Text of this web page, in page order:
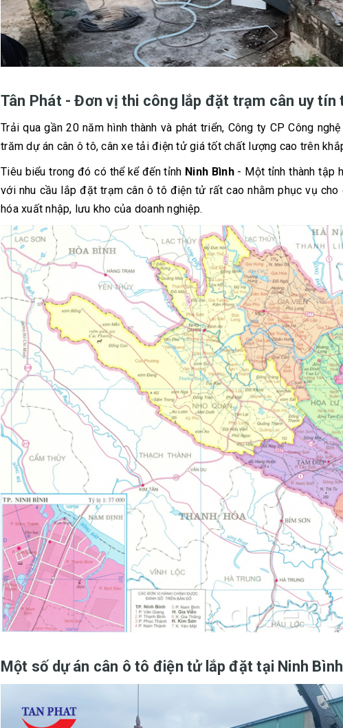
Tân Phát - Đơn vị thi công lắp đặt trạm cân uy tín
Trải qua gần 20 năm hình thành và phát triển, Công ty CP Công
trăm dự án cân ô tô, cân xe tải điện tử giá tốt chất lượng cao trên
Tiêu biểu trong đó có thể kể đến tỉnh Ninh Bình- Một tỉnh thành tập
với nhu cầu lắp đặt trạm cân ô tô điện tử rất cao nhằm phục vụ
hóa xuất nhập, lưu kho của doanh nghiệp.
Một số dự án cân ô tô điện tử lắp đặt tại Ninh Bình